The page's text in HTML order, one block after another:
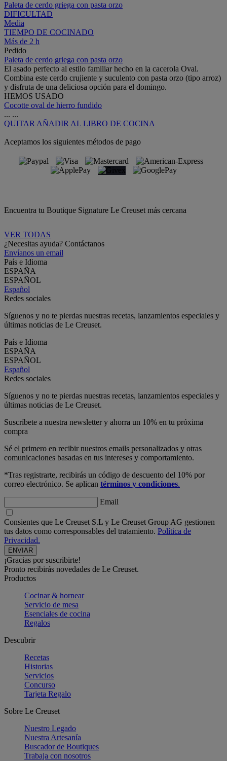
Paleta de cerdo griega con pasta orzo
DIFICULTAD
Media
TIEMPO DE COCINADO
Más de 2 h
Pedido
Paleta de cerdo griega con pasta orzo
El asado perfecto al estilo familiar hecho en la cacerola Oval.
Combina este cerdo crujiente y suculento con pasta orzo (tipo arroz)
y disfruta de una deliciosa opción para el domingo.
HEMOS USADO
Cocotte oval de hierro fundido
... ...
QUITAR AÑADIR AL LIBRO DE COCINA
Aceptamos los siguientes métodos de pago
Encuentra tu Boutique Signature Le Creuset más cercana
VER TODAS
¿Necesitas ayuda? Contáctanos
Envíanos un email
País e Idioma
ESPAÑA
ESPAÑOL
Español
Redes sociales
Síguenos y no te pierdas nuestras recetas, lanzamientos especiales y
últimas noticias de Le Creuset.
País e Idioma
ESPAÑA
ESPAÑOL
Español
Redes sociales
Síguenos y no te pierdas nuestras recetas, lanzamientos especiales y
últimas noticias de Le Creuset.
Suscríbete a nuestra newsletter y ahorra un 10% en tu próxima
compra
Sé el primero en recibir nuestros emails personalizados y otras
comunicaciones basadas en tus intereses y comportamiento.
*Tras registrarte, recibirás un código de descuento del 10% por
correo electrónico. Se aplican términos y condiciones.
Email
Consientes que Le Creuset S.L y Le Creuset Group AG gestionen
tus datos como corresponsables del tratamiento. Política de
Privacidad.
¡Gracias por suscribirte!
Pronto recibirás novedades de Le Creuset.
Productos
Cocinar & hornear
Servicio de mesa
Esenciales de cocina
Regalos
Descubrir
Recetas
Historias
Servicios
Concurso
Tarjeta Regalo
Sobre Le Creuset
Nuestro Legado
Nuestra Artesanía
Buscador de Boutiques
Trabaja con nosotros